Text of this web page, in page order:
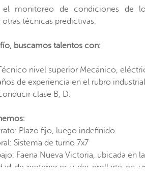
monitoreo de condiciones de
técnicas predictivas.
buscamos talentos con:
nivel superior Mecánico,
de experiencia en el rubro
clase B, D.
Plazo fijo, luego indefinido
Sistema de turno 7x7
Faena Nueva Victoria, ubicada en
de pertenecer y desarrollarte en